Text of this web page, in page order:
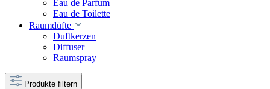
Eau de Parfum
Eau de Toilette
Raumdüfte
Duftkerzen
Diffuser
Raumspray
Produkte filtern